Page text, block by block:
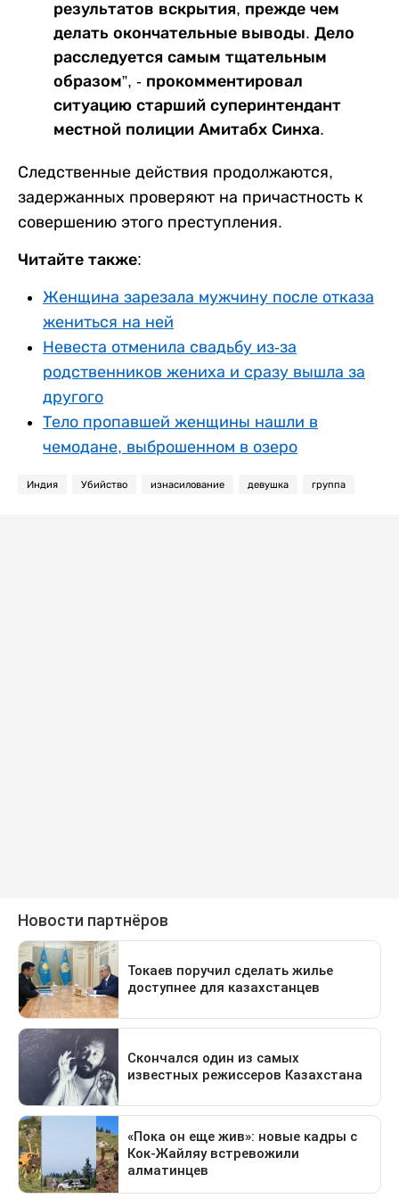
результатов вскрытия, прежде чем
делать окончательные выводы. Дело
расследуется самым тщательным
образом”, - прокомментировал
ситуацию старший суперинтендант
местной полиции Амитабх Синха.
Следственные действия продолжаются,
задержанных проверяют на причастность к
совершению этого преступления.
Читайте также:
Женщина зарезала мужчину после отказа
жениться на ней
Невеста отменила свадьбу из-за
родственников жениха и сразу вышла за
другого
Тело пропавшей женщины нашли в
чемодане, выброшенном в озеро
Индия Убийство изнасилование девушка группа